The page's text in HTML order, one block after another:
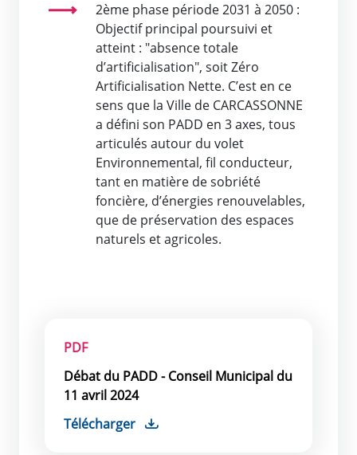
2ème phase période 2031 à 2050 :
Objectif principal poursuivi et
atteint : "absence totale
d’artificialisation", soit Zéro
Artificialisation Nette. C’est en ce
sens que la Ville de CARCASSONNE
a défini son PADD en 3 axes, tous
articulés autour du volet
Environnemental, fil conducteur,
tant en matière de sobriété
foncière, d’énergies renouvelables,
que de préservation des espaces
naturels et agricoles.
PDF
Débat du PADD - Conseil Municipal du
11 avril 2024
Télécharger